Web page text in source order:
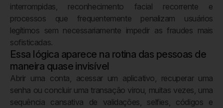
interrompidas, reconhecimento facial recorrente e
processos que frequentemente penalizam usuários
legítimos sem necessariamente impedir as fraudes mais
sofisticadas.
Essa lógica aparece na rotina das pessoas de
maneira quase invisível
Abrir uma conta, acessar um aplicativo, recuperar uma
senha ou concluir uma transação virou, muitas vezes, uma
sequência cansativa de validações, selfies, códigos e